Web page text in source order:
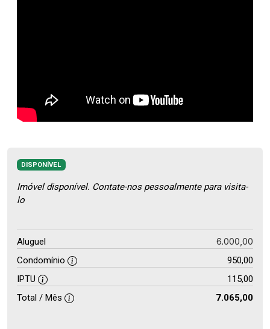
DISPONÍVEL
Imóvel disponível. Contate-nos pessoalmente para visita-
lo
Aluguel 6.000,00
Condomínio
950,00
IPTU
115,00
Total / Mês
7.065,00